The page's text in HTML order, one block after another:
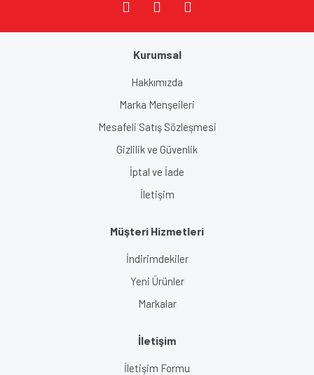
Kurumsal
Hakkımızda
Marka Menşeileri
Mesafeli Satış Sözleşmesi
Gizlilik ve Güvenlik
İptal ve İade
İletişim
Müşteri Hizmetleri
İndirimdekiler
Yeni Ürünler
Markalar
İletişim
İletişim Formu